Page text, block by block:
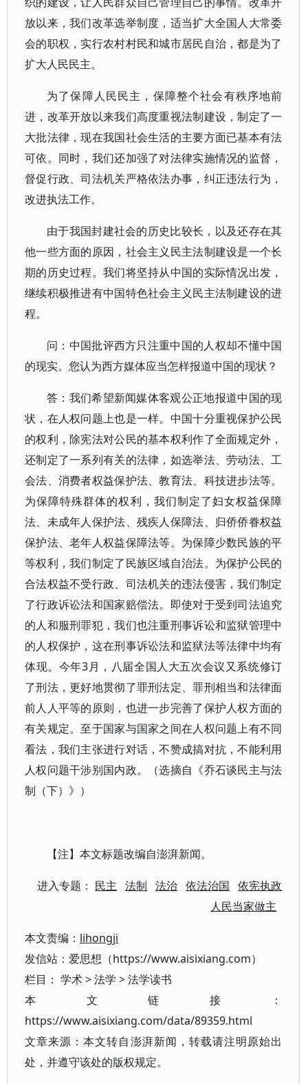
放以来，我们改革选举制度，适当扩大全国人大常委
会的职权，实行农村村民和城市居民自治，都是为了
扩大人民民主。
为了保障人民民主，保障整个社会有秩序地前
进，改革开放以来我们高度重视法制建设，制定了一
大批法律，现在我国社会生活的主要方面已基本有法
可依。同时，我们还加强了对法律实施情况的监督，
督促行政、司法机关严格依法办事，纠正违法行为，
改进执法工作。
由于我国封建社会的历史比较长，以及还存在其
他一些方面的原因，社会主义民主法制建设是一个长
期的历史过程。我们将坚持从中国的实际情况出发，
继续积极推进有中国特色社会主义民主法制建设的进
程。
问：中国批评西方只注重中国的人权却不懂中国
的现实。您认为西方媒体应当怎样报道中国的现状？
答：我们希望新闻媒体客观公正地报道中国的现
状，在人权问题上也是一样。中国十分重视保护公民
的权利，除宪法对公民的基本权利作了全面规定外，
还制定了一系列有关的法律，如选举法、劳动法、工
会法、消费者权益保护法、教育法、科技进步法等。
为保障特殊群体的权利，我们制定了妇女权益保障
法、未成年人保护法、残疾人保障法、归侨侨眷权益
保护法、老年人权益保障法等。为保障少数民族的平
等权利，我们制定了民族区域自治法。为保护公民的
合法权益不受行政、司法机关的违法侵害，我们制定
了行政诉讼法和国家赔偿法。即使对于受到司法追究
的人和服刑罪犯，我们也注重刑事诉讼和监狱管理中
的人权保护，这在刑事诉讼法和监狱法等法律中均有
体现。今年3月，八届全国人大五次会议又系统修订
了刑法，更好地贯彻了罪刑法定、罪刑相当和法律面
前人人平等的原则，也进一步完善了保护人权方面的
有关规定。至于国家与国家之间在人权问题上有不同
看法，我们主张进行对话，不赞成搞对抗，不能利用
人权问题干涉别国内政。（选摘自《乔石谈民主与法
制（下）》）
【注】本文标题改编自澎湃新闻。
进入专题： 民主 法制 法治 依法治国
依宪执政
人民当家做主
本文责编： lihongji
发信站：爱思想（https://www.aisixiang.com）
栏目： 学术>法学 >法学读书
本文链接：
https://www.aisixiang.com/data/89359.html
文章来源：本文转自澎湃新闻，转载请注明原始出
处，并遵守该处的版权规定。